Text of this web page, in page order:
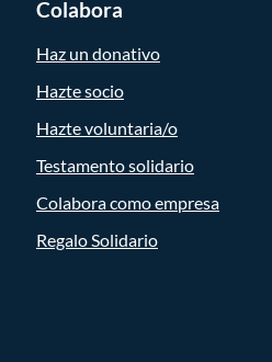
Colabora
Haz un donativo
Hazte socio
Hazte voluntaria/o
Testamento solidario
Colabora como empresa
Regalo Solidario